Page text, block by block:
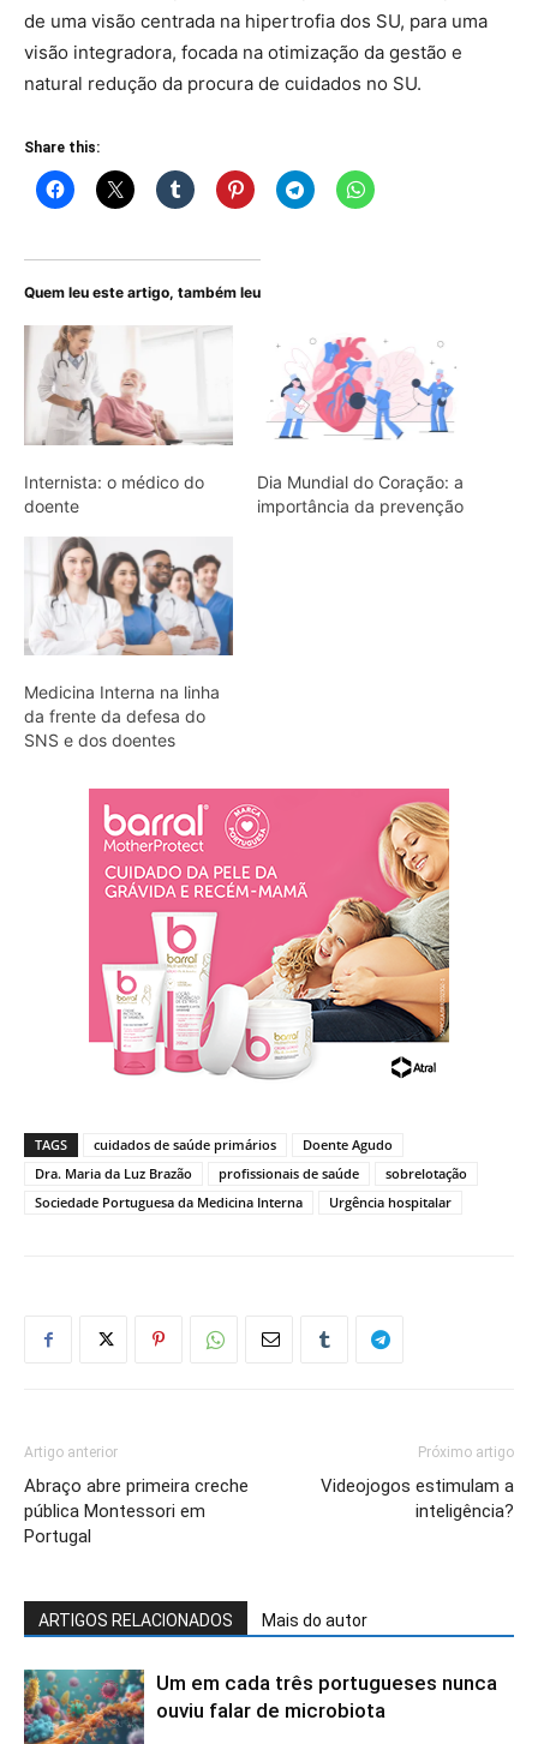
de uma visão centrada na hipertrofia dos SU, para uma
visão integradora, focada na otimização da gestão e
natural redução da procura de cuidados no SU.
Share this:
Quem leu este artigo, também leu
Internista: o médico do
doente
Dia Mundial do Coração: a
importância da prevenção
Medicina Interna na linha
da frente da defesa do
SNS e dos doentes
TAGS cuidados de saúde primários
Doente Agudo
Dra. Maria da Luz Brazão
profissionais de saúde
sobrelotação
Sociedade Portuguesa da Medicina Interna
Urgência hospitalar
Artigo anterior
Abraço abre primeira creche
pública Montessori em
Portugal
Próximo artigo
Videojogos estimulam a
inteligência?
ARTIGOS RELACIONADOS Mais do autor
Um em cada três portugueses nunca
ouviu falar de microbiota